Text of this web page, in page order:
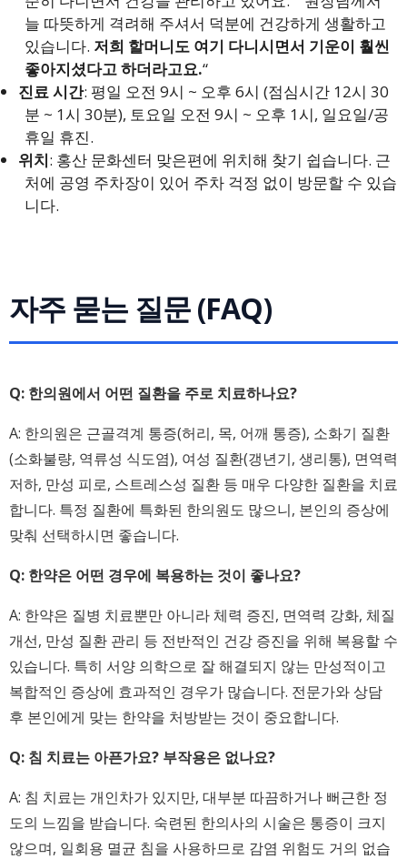
늘 따뜻하게 격려해 주셔서 덕분에 건강하게 생활하고
있습니다. 저희 할머니도 여기 다니시면서 기운이 훨씬
좋아지셨다고 하더라고요.“
진료 시간: 평일 오전 9시 ~ 오후 6시 (점심시간 12시 30
분 ~ 1시 30분), 토요일 오전 9시 ~ 오후 1시, 일요일/공
휴일 휴진.
위치: 홍산 문화센터 맞은편에 위치해 찾기 쉽습니다. 근
처에 공영 주차장이 있어 주차 걱정 없이 방문할 수 있습
니다.
자주 묻는 질문 (FAQ)
Q: 한의원에서 어떤 질환을 주로 치료하나요?
A: 한의원은 근골격계 통증(허리, 목, 어깨 통증), 소화기 질환
(소화불량, 역류성 식도염), 여성 질환(갱년기, 생리통), 면역력
저하, 만성 피로, 스트레스성 질환 등 매우 다양한 질환을 치료
합니다. 특정 질환에 특화된 한의원도 많으니, 본인의 증상에
맞춰 선택하시면 좋습니다.
Q: 한약은 어떤 경우에 복용하는 것이 좋나요?
A: 한약은 질병 치료뿐만 아니라 체력 증진, 면역력 강화, 체질
개선, 만성 질환 관리 등 전반적인 건강 증진을 위해 복용할 수
있습니다. 특히 서양 의학으로 잘 해결되지 않는 만성적이고
복합적인 증상에 효과적인 경우가 많습니다. 전문가와 상담
후 본인에게 맞는 한약을 처방받는 것이 중요합니다.
Q: 침 치료는 아픈가요? 부작용은 없나요?
A: 침 치료는 개인차가 있지만, 대부분 따끔하거나 뻐근한 정
도의 느낌을 받습니다. 숙련된 한의사의 시술은 통증이 크지
않으며, 일회용 멸균 침을 사용하므로 감염 위험도 거의 없습